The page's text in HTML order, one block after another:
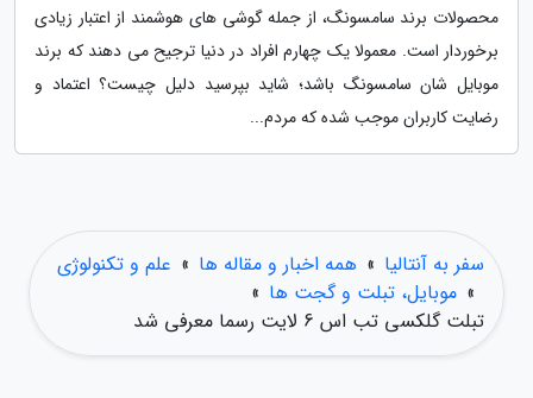
محصولات برند سامسونگ، از جمله گوشی های هوشمند از اعتبار زیادی
برخوردار است. معمولا یک چهارم افراد در دنیا ترجیح می دهند که برند
موبایل شان سامسونگ باشد؛ شاید بپرسید دلیل چیست؟ اعتماد و
رضایت کاربران موجب شده که مردم...
سفر به آنتالیا » همه اخبار و مقاله ها » علم و تکنولوژی
» موبایل، تبلت و گجت ها »
تبلت گلکسی تب اس 6 لایت رسما معرفی شد